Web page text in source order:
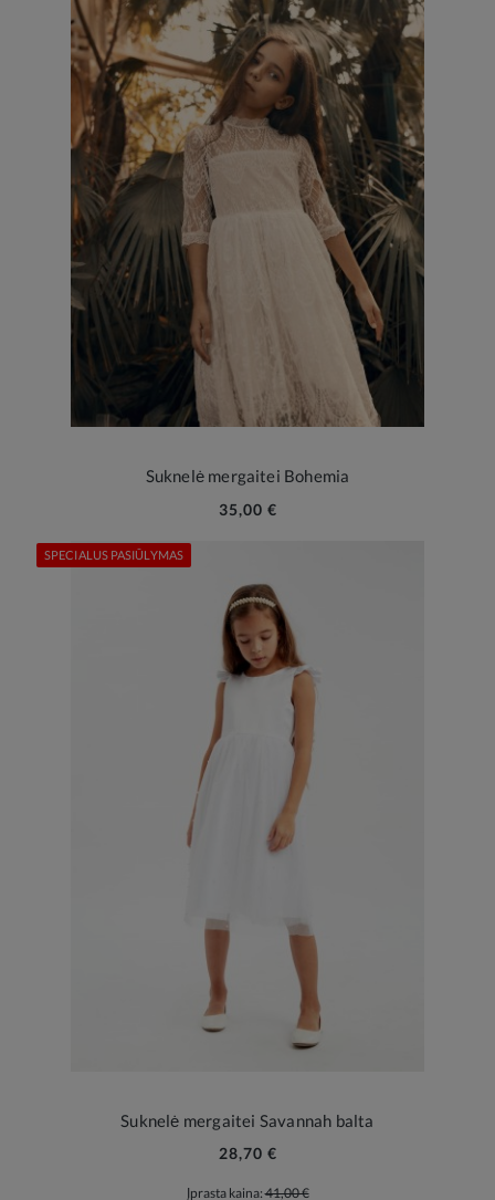
Suknelė mergaitei Bohemia
35,00 €
Suknelė mergaitei Savannah balta
28,70 €
Įprasta kaina:41,00 €
SPECIALUS PASIŪLYMAS